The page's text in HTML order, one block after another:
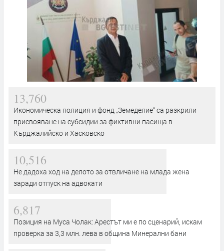
13,760
Икономическа полиция и фонд „Земеделие“ са разкрили
присвояване на субсидии за фиктивни пасища в
Кърджалийско и Хасковско
10,516
Не дадоха ход на делото за отвличане на млада жена
заради отпуск на адвокати
6,817
Позиция на Муса Чолак: Арестът ми е по сценарий, искам
проверка за 3,3 млн. лева в община Минерални бани